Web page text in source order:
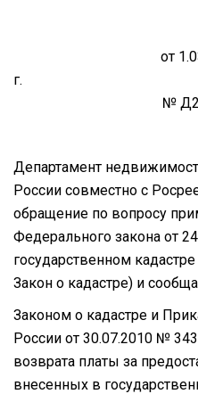
от
№
Департамент
России совместно с
обращение по вопросу
Федерального закона от
государственном
Закон о кадастре) и
Законом о кадастре и
России от 30.07.2010 №
возврата платы за
внесенных в